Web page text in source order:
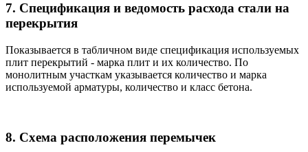
7. Спецификация и ведомость расхода стали на
перекрытия
Показывается в табличном виде спецификация используемых
плит перекрытий - марка плит и их количество. По
монолитным участкам указывается количество и марка
используемой арматуры, количество и класс бетона.
8. Схема расположения перемычек